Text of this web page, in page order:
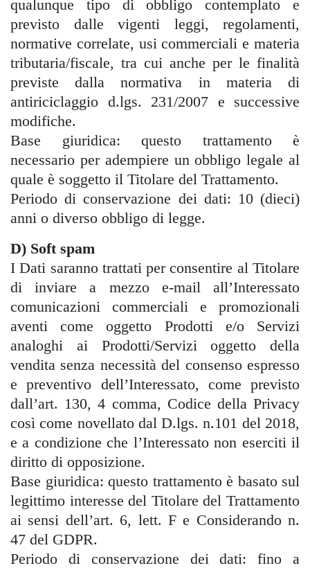
qualunque tipo di obbligo contemplato e
previsto dalle vigenti leggi, regolamenti,
normative correlate, usi commerciali e materia
tributaria/fiscale, tra cui anche per le finalità
previste dalla normativa in materia di
antiriciclaggio d.lgs. 231/2007 e successive
modifiche.
Base giuridica: questo trattamento è
necessario per adempiere un obbligo legale al
quale è soggetto il Titolare del Trattamento.
Periodo di conservazione dei dati: 10 (dieci)
anni o diverso obbligo di legge.
D) Soft spam
I Dati saranno trattati per consentire al Titolare
di inviare a mezzo e-mail all’Interessato
comunicazioni commerciali e promozionali
aventi come oggetto Prodotti e/o Servizi
analoghi ai Prodotti/Servizi oggetto della
vendita senza necessità del consenso espresso
e preventivo dell’Interessato, come previsto
dall’art. 130, 4 comma, Codice della Privacy
così come novellato dal D.lgs. n.101 del 2018,
e a condizione che l’Interessato non eserciti il
diritto di opposizione.
Base giuridica: questo trattamento è basato sul
legittimo interesse del Titolare del Trattamento
ai sensi dell’art. 6, lett. F e Considerando n.
47 del GDPR.
Periodo di conservazione dei dati: fino a